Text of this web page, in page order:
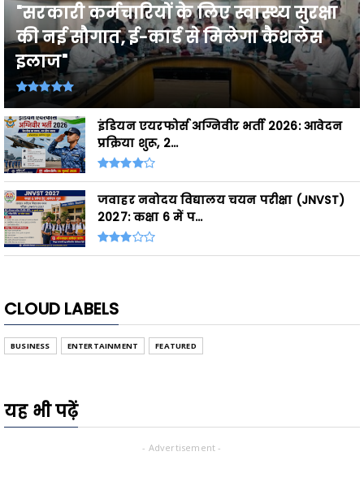
"सरकारी कर्मचारियों के लिए स्वास्थ्य सुरक्षा
की नई सौगात, ई-कार्ड से मिलेगा कैशलेस
इलाज"
इंडियन एयरफोर्स अग्निवीर भर्ती 2026: आवेदन
प्रक्रिया शुरू, 2...
जवाहर नवोदय विद्यालय चयन परीक्षा (JNVST)
2027: कक्षा 6 में प...
CLOUD LABELS
BUSINESS ENTERTAINMENT FEATURED
यह भी पढ़ें
- Advertisement -